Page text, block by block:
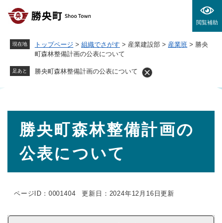
閲覧補助
現在地 トップページ > 組織でさがす > 産業建設部 > 産業班 > 勝央
町森林整備計画の公表について
足あと 勝央町森林整備計画の公表について
勝央町森林整備計画の
公表について
ページID：0001404 更新日：2024年12月16日更新